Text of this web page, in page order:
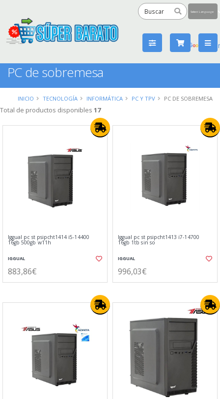
by
PC de sobremesa
INICIO TECNOLOGÍA INFORMÁTICA PC Y TPV PC DE SOBREMESA
Total de productos disponibles 17
Iggual pc st psipcht1414 i5-14400
16gb 500gb w11h
IGGUAL
883,86€
Iggual pc st psipcht1413 i7-14700
16gb 1tb sin so
IGGUAL
996,03€